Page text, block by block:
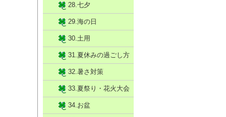
28.七夕
29.海の日
30.土用
31.夏休みの過ごし方
32.暑さ対策
33.夏祭り・花火大会
34.お盆